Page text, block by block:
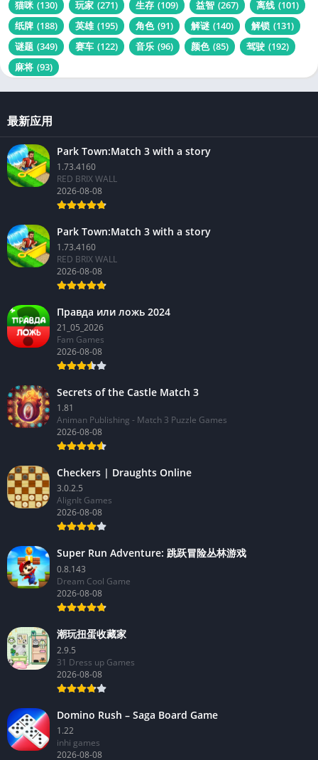
消除 (108) 游戏 (3864) 点击 (137) 烹饪 (90) 物品 (99)
猫咪 (130) 玩家 (271) 生存 (109) 益智 (267) 离线 (101)
纸牌 (188) 英雄 (195) 角色 (91) 解谜 (140) 解锁 (131)
谜题 (349)
麻将 (93)
最新应用
Park Town:Match 3 with a story
1.73.4160
RED BRIX WALL
Park Town:Match 3 with a story
1.73.4160
RED BRIX WALL
Правда или ложь 2024
21_05_2026
Fam Games
Secrets of the Castle Match 3
1.81
Animan Publishing - Match 3 Puzzle Games
Checkers | Draughts Online
3.0.2.5
AlignIt Games
Super Run Adventure: 跳跃冒险丛林游戏
0.8.143
Dream Cool Game
潮玩扭蛋收藏家
2.9.5
31 Dress up Games
Domino Rush – Saga Board Game
1.22